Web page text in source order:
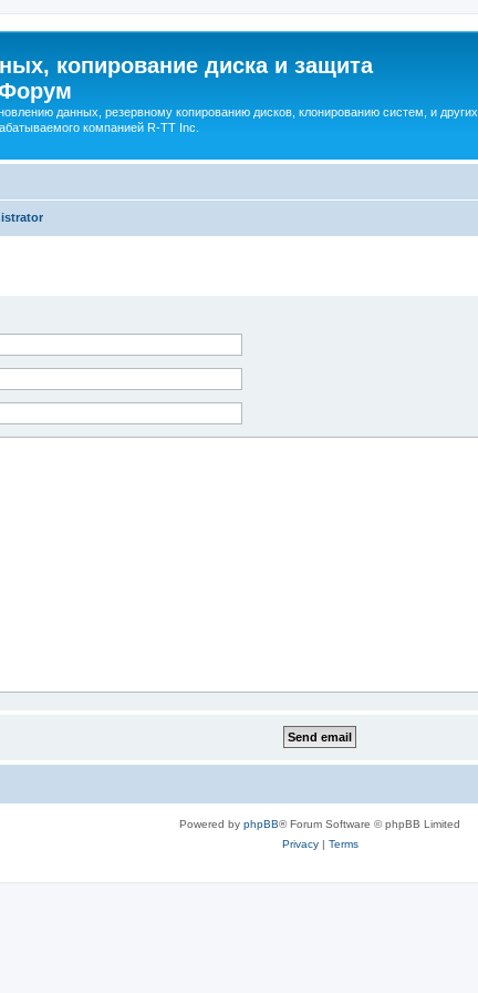
копирование диска и защита
данных, резервному копированию дисков, клонированию систем, и других
компанией R-TT Inc.
Powered by phpBB® Forum Software © phpBB Limited
Privacy| Terms